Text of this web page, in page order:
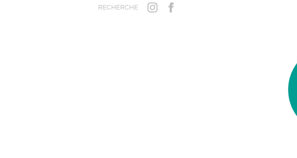
Aller au contenu principalRECHERCHE INSTAGRAMFACEBOOK